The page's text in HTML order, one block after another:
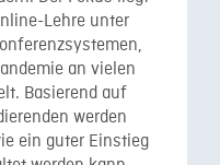
Lehre unter
an vielen
Basierend auf
werden
ein guter Einstieg